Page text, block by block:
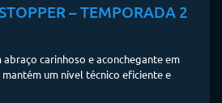
– TEMPORADA 2
carinhoso e aconchegante em
um nível técnico eficiente e